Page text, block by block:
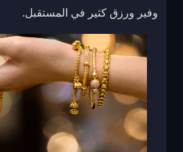
وفير ورزق كثير في المستقبل.